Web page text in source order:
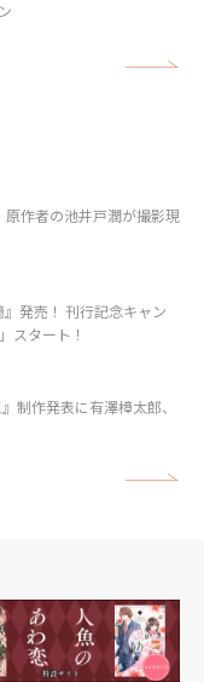
作者の池井戸潤が撮影現
発売！ 刊行記念キャン
スタート！
制作発表に有澤樟太郎、